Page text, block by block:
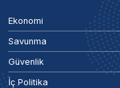
Ekonomi
Savunma
Güvenlik
İç Politika